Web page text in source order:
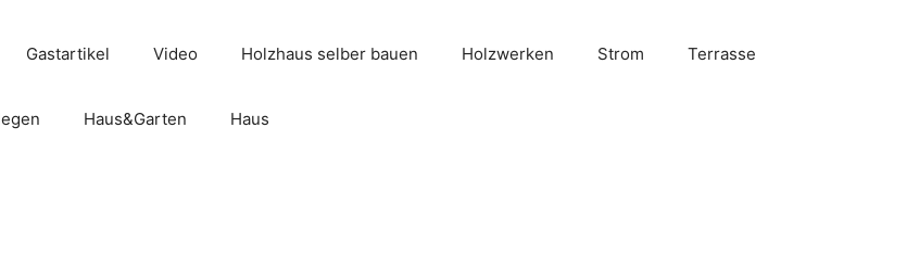
Gastartikel Video Holzhaus selber bauen Holzwerken Strom Terrasse
Haus&Garten Haus